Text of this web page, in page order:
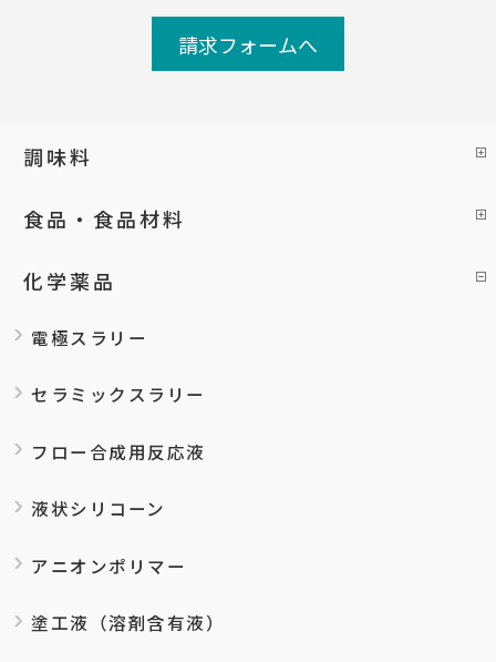
請求フォームへ
調味料
食品・食品材料
化学薬品
電極スラリー
セラミックスラリー
フロー合成用反応液
液状シリコーン
アニオンポリマー
塗工液（溶剤含有液）